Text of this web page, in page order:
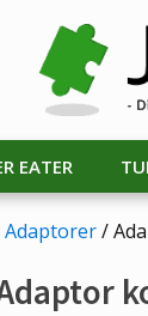
EATER
Adaptorer/